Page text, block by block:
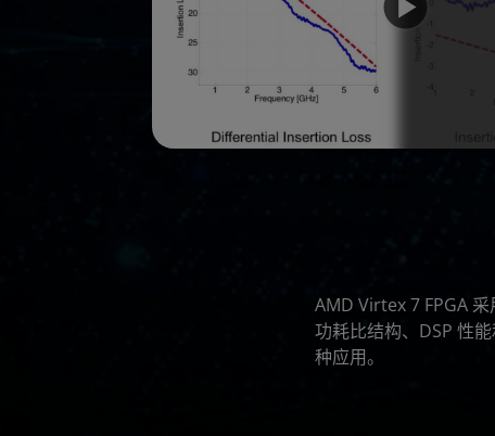
AMD Virtex 7 FPGA
功耗比结构、DSP 性
种应用。